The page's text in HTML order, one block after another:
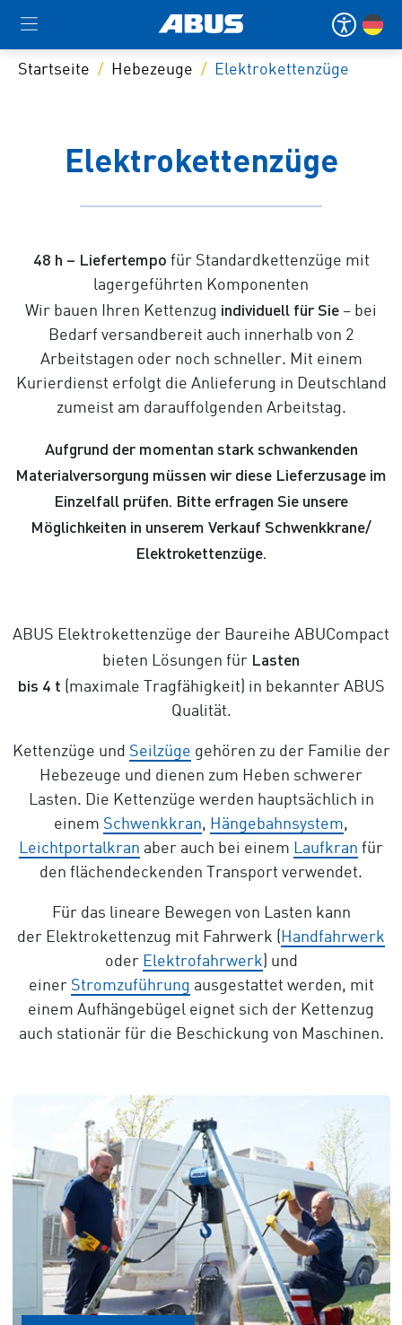
Startseite Hebezeuge Elektrokettenzüge
Elektrokettenzüge
48 h – Liefertempo für Standardkettenzüge mit
lagergeführten Komponenten
Wir bauen Ihren Kettenzug individuell für Sie – bei
Bedarf versandbereit auch innerhalb von 2
Arbeitstagen oder noch schneller. Mit einem
Kurierdienst erfolgt die Anlieferung in Deutschland
zumeist am darauffolgenden Arbeitstag.
Aufgrund der momentan stark schwankenden
Materialversorgung müssen wir diese Lieferzusage im
Einzelfall prüfen. Bitte erfragen Sie unsere
Möglichkeiten in unserem Verkauf Schwenkkrane/
Elektrokettenzüge.
ABUS Elektrokettenzüge der Baureihe ABUCompact
bieten Lösungen für Lasten
bis 4 t (maximale Tragfähigkeit) in bekannter ABUS
Qualität.
Kettenzüge und Seilzüge gehören zu der Familie der
Hebezeuge und dienen zum Heben schwerer
Lasten. Die Kettenzüge werden hauptsächlich in
einem Schwenkkran, Hängebahnsystem,
Leichtportalkran aber auch bei einem Laufkran für
den flächendeckenden Transport verwendet.
Für das lineare Bewegen von Lasten kann
der Elektrokettenzug mit Fahrwerk ( Handfahrwerk
oder Elektrofahrwerk) und
einer Stromzuführung ausgestattet werden, mit
einem Aufhängebügel eignet sich der Kettenzug
auch stationär für die Beschickung von Maschinen.